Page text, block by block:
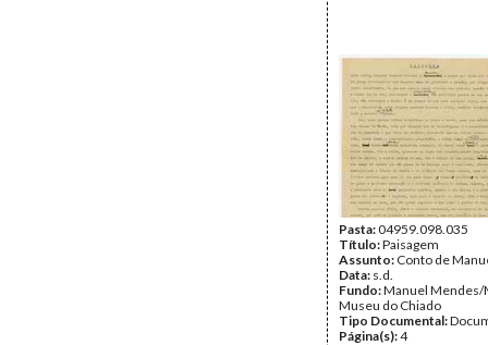
Pasta:04959.098.035
Título:Paisagem
Assunto: Conto de
Data: s.d.
Fundo:Manuel Mendes/
Museu do Chiado
Tipo Documental:
Página(s):4